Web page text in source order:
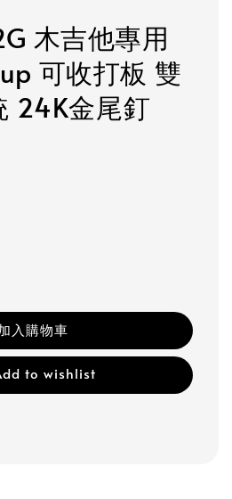
木吉他專用
可收打板 雙
24K金尾釘
入購物車
to wishlist